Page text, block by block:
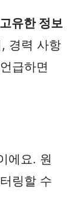
유한 정보
경력 사항
급하면
에요. 원
링할 수